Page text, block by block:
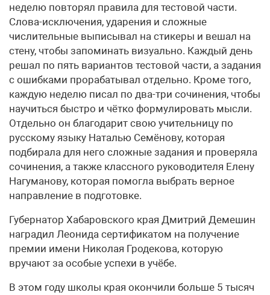
неделю повторял правила для тестовой части.
Слова-исключения, ударения и сложные
числительные выписывал на стикеры и вешал на
стену, чтобы запоминать визуально. Каждый день
решал по пять вариантов тестовой части, а задания
с ошибками прорабатывал отдельно. Кроме того,
каждую неделю писал по два-три сочинения, чтобы
научиться быстро и чётко формулировать мысли.
Отдельно он благодарит свою учительницу по
русскому языку Наталью Семёнову, которая
подбирала для него сложные задания и проверяла
сочинения, а также классного руководителя Елену
Нагуманову, которая помогла выбрать верное
направление в подготовке.
Губернатор Хабаровского края Дмитрий Демешин
наградил Леонида сертификатом на получение
премии имени Николая Гродекова, которую
вручают за особые успехи в учёбе.
В этом году школы края окончили больше 5 тысяч